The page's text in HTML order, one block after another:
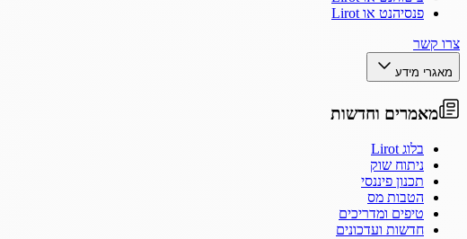
פנסיהנט או Lirot
צרו קשר
מאגרי מידע
מאמרים וחדשות
בלוג Lirot
ניתוח שוק
תכנון פיננסי
הטבות מס
טיפים ומדריכים
חדשות ועדכונים